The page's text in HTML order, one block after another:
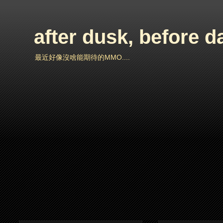
after dusk, before
最近好像沒啥能期待的MMO....